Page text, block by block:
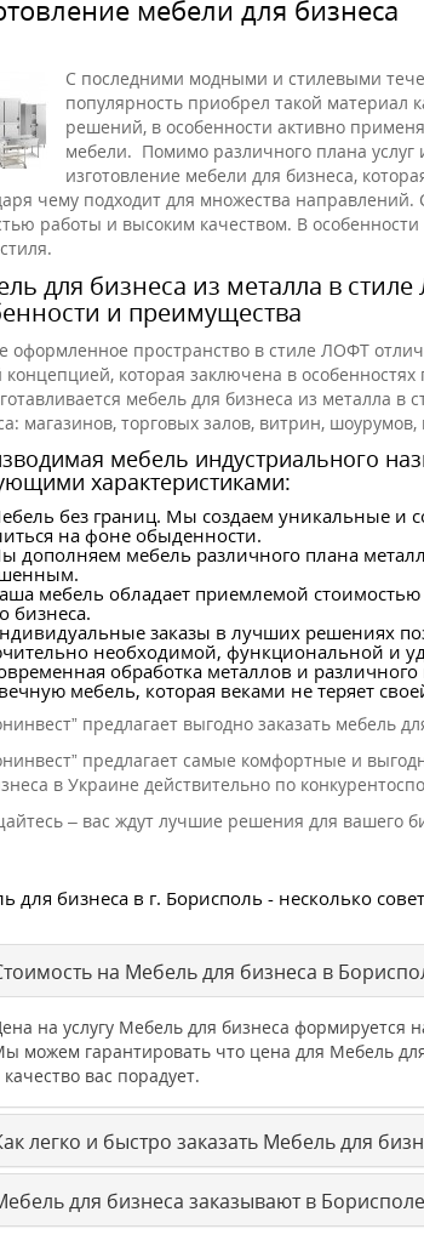
мебели для бизнеса
С последними модными и стилевыми
популярность приобрел такой материал
решений, в особенности активно
мебели. Помимо различного плана услуг
изготовление мебели для бизнеса,
чему подходит для множества
работы и высоким качеством. В
для бизнеса из металла в
и преимущества
оформленное пространство в стиле ЛОФТ
которая заключена в
мебель для бизнеса из металла
магазинов, торговых залов, витрин,
мебель индустриального
характеристиками:
без границ. Мы создаем уникальные и
на фоне обыденности.
дополняем мебель различного плана
мебель обладает приемлемой
бизнеса.
заказы в лучших решениях
необходимой, функциональной и
обработка металлов и
мебель, которая веками не теряет
предлагает выгодно заказать мебель
предлагает самые комфортные и
в Украине действительно по
– вас ждут лучшие решения для вашего
для бизнеса в г. Борисполь - несколько
на Мебель для бизнеса в
на услугу Мебель для бизнеса
можем гарантировать что цена для Мебель
качество вас порадует.
легко и быстро заказать Мебель для
для бизнеса заказывают в